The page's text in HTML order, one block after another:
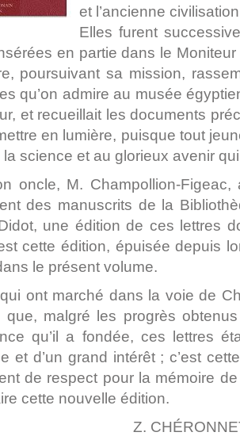
et l’ancienne
Elles furent
en partie dans le
poursuivant sa mission,
qu’on admire au musée
et recueillait les documents
en lumière, puisque tout
la science et au glorieux avenir
oncle, M. Champollion-Figeac,
des manuscrits de la
une édition de ces lettres
cette édition, épuisée depuis
le présent volume.
ont marché dans la voie de
que, malgré les progrès
qu’il a fondée, ces lettres
et d’un grand intérêt ; c’est
de respect pour la mémoire de
cette nouvelle édition.
Z.